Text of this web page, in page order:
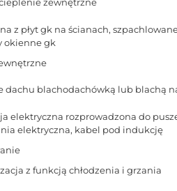
zewnętrzne
z płyt gk na ścianach,
okienne gk
dachu blachodachówką lub blachą
elektryczna rozprowadzona do
elektryczna, kabel pod indukcję
z funkcją chłodzenia i grzania